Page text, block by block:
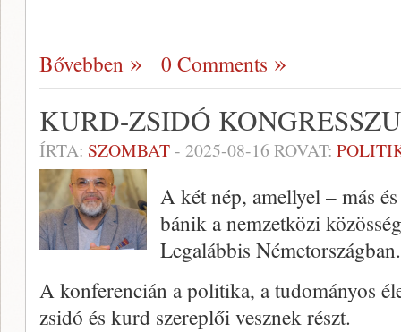
Bővebben 0 Comments
KURD-ZSIDÓ
ÍRTA: SZOMBAT- 2025-08-16 ROVAT:
A két nép, amellyel – más
bánik a nemzetközi
Legalábbis Németországban.
A konferencián a politika, a tudományos
zsidó és kurd szereplői vesznek részt.